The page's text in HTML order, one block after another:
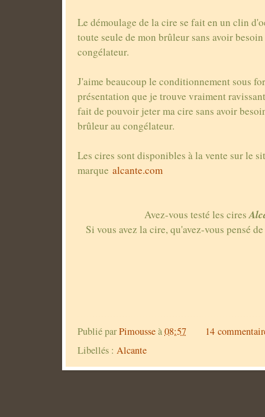
Le démoulage de la cire se fait en un clin
toute seule de mon brûleur sans avoir besoin
congélateur.
J'aime beaucoup le conditionnement sous
présentation que je trouve vraiment
fait de pouvoir jeter ma cire sans avoir
brûleur au congélateur.
Les cires sont disponibles à la vente sur le
marque alcante.com
Avez-vous testé les cires
Si vous avez la cire, qu'avez-vous pensé de
Publié parPimousseà08:57
14
Libellés : Alcante